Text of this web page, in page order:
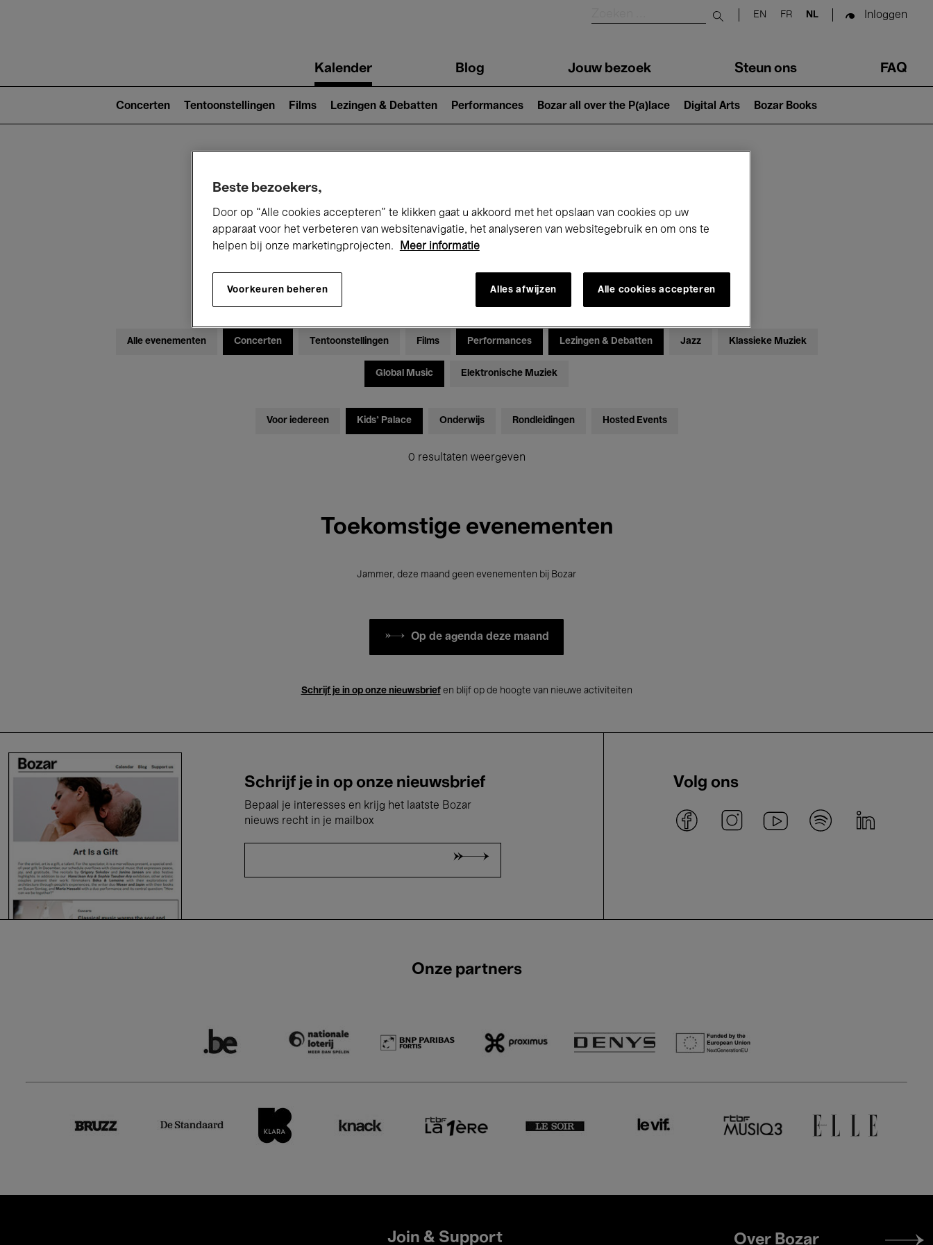
Submit search
EN FR NL Inloggen
navigationKalender Blog Jouw bezoek Steun ons FAQ
2)
Concerten Tentoonstellingen Films Lezingen & Debatten Performances Bozar all over the P(a)lace Digital Arts Bozar Books
Alle evenementen Concerten Tentoonstellingen Films Performances Lezingen & Debatten Jazz Klassieke Muziek
Global Music Elektronische Muziek
Voor iedereen Kids’ Palace Onderwijs Rondleidingen Hosted Events
0 resultaten weergeven
Toekomstige evenementen
Jammer, deze maand geen evenementen bij Bozar
Op de agenda deze maand
Schrijf je in op onze nieuwsbriefen blijf op de hoogte van nieuwe activiteiten
Schrijf je in op onze nieuwsbrief
Bepaal je interesses en krijg het laatste Bozar
nieuws recht in je mailbox
Volg ons
Onze partners
Join & Support
Footer
Over Bozar
Beste bezoekers,
Door op “Alle cookies accepteren” te klikken gaat u akkoord met het opslaan van cookies op uw
apparaat voor het verbeteren van websitenavigatie, het analyseren van websitegebruik en om ons te
helpen bij onze marketingprojecten.
Meer informatie
Voorkeuren beheren Alles afwijzen Alle cookies accepteren